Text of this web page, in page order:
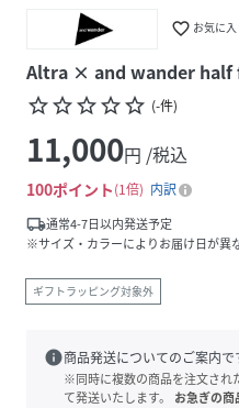
favorite_border お気に
Altra × and wander half
star_borderstar_borderstar_borderstar_borderstar_border (-件)
11,000円 /税込
100ポイント 1倍
内訳
local_shipping通常4-7日以内発送予定
※サイズ・カラーによりお届け日が異
ギフトラッピング対象外
info商品発送についてのご案内で
※同時に複数の商品を注文され
て発送いたします。
お急ぎの商